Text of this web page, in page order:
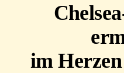
im